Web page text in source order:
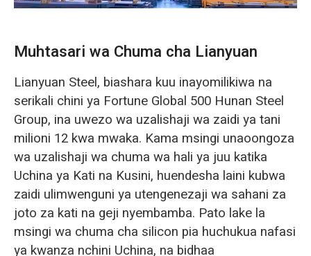
Muhtasari wa Chuma cha Lianyuan
Lianyuan Steel, biashara kuu inayomilikiwa na
serikali chini ya Fortune Global 500 Hunan Steel
Group, ina uwezo wa uzalishaji wa zaidi ya tani
milioni 12 kwa mwaka. Kama msingi unaoongoza
wa uzalishaji wa chuma wa hali ya juu katika
Uchina ya Kati na Kusini, huendesha laini kubwa
zaidi ulimwenguni ya utengenezaji wa sahani za
joto za kati na geji nyembamba. Pato lake la
msingi wa chuma cha silicon pia huchukua nafasi
ya kwanza nchini Uchina, na bidhaa